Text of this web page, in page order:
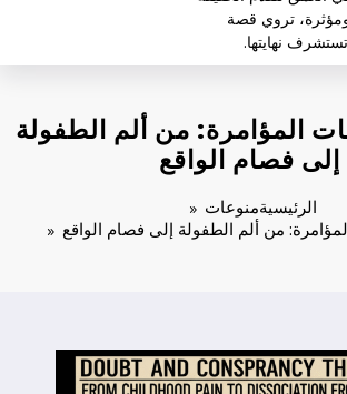
تروي قصة
نهايتها.
المؤامرة: من ألم الطفولة
إلى فصام الواقع
الرئيسيةمنوعات
من ألم الطفولة إلى فصام الواقع